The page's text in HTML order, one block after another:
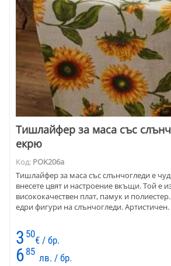
Тишлайфер за маса със
екрю
Код: POK206a
Тишлайфер за маса със слънчогледи е
внесете цвят и настроение вкъщи. Той е
висококачествен плат, памук и
едри фигури на слънчогледи. Артистичен.
3 50
€ / бр.
6 85
лв. / бр.